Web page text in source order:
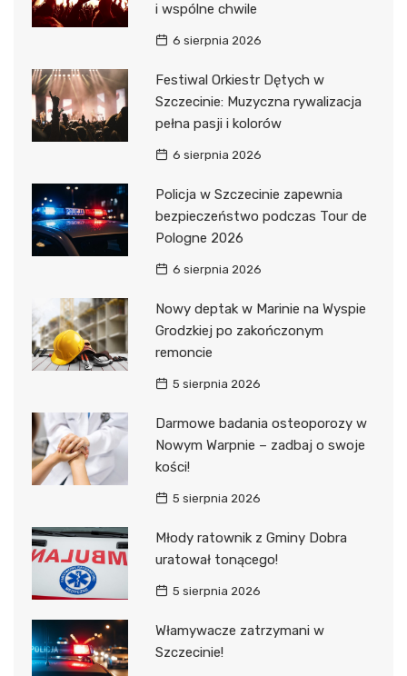
i wspólne chwile
6 sierpnia 2026
Festiwal Orkiestr Dętych w
Szczecinie: Muzyczna rywalizacja
pełna pasji i kolorów
6 sierpnia 2026
Policja w Szczecinie zapewnia
bezpieczeństwo podczas Tour de
Pologne 2026
6 sierpnia 2026
Nowy deptak w Marinie na Wyspie
Grodzkiej po zakończonym
remoncie
5 sierpnia 2026
Darmowe badania osteoporozy w
Nowym Warpnie – zadbaj o swoje
kości!
5 sierpnia 2026
Młody ratownik z Gminy Dobra
uratował tonącego!
5 sierpnia 2026
Włamywacze zatrzymani w
Szczecinie!